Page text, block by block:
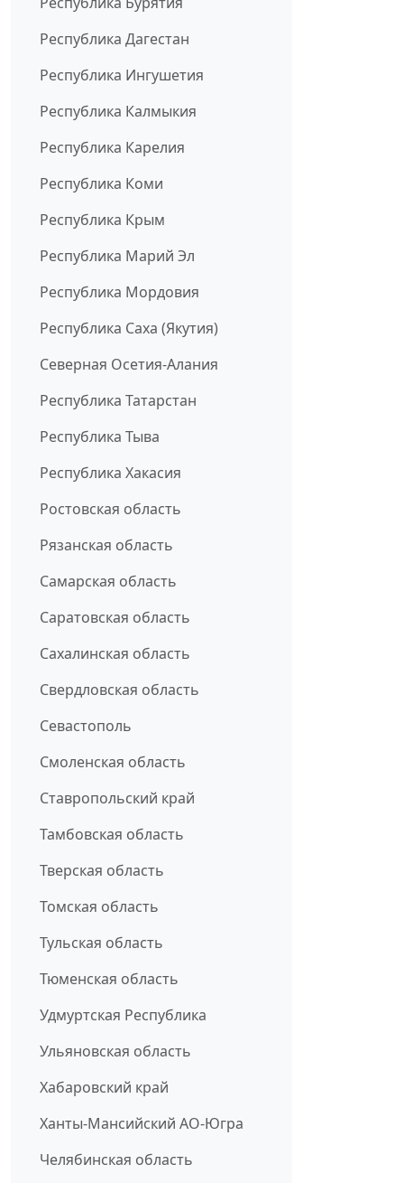
Республика Дагестан
Республика Ингушетия
Республика Калмыкия
Республика Карелия
Республика Коми
Республика Крым
Республика Марий Эл
Республика Мордовия
Республика Саха (Якутия)
Северная Осетия-Алания
Республика Татарстан
Республика Тыва
Республика Хакасия
Ростовская область
Рязанская область
Самарская область
Саратовская область
Сахалинская область
Свердловская область
Севастополь
Смоленская область
Ставропольский край
Тамбовская область
Тверская область
Томская область
Тульская область
Тюменская область
Удмуртская Республика
Ульяновская область
Хабаровский край
Ханты-Мансийский АО-Югра
Челябинская область